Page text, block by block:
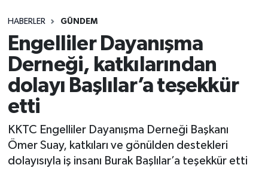
HABERLER GÜNDEM
Engelliler Dayanışma
Derneği, katkılarından
dolayı Başlılar’a teşekkür
etti
KKTC Engelliler Dayanışma Derneği Başkanı
Ömer Suay, katkıları ve gönülden destekleri
dolayısıyla iş insanı Burak Başlılar’a teşekkür etti